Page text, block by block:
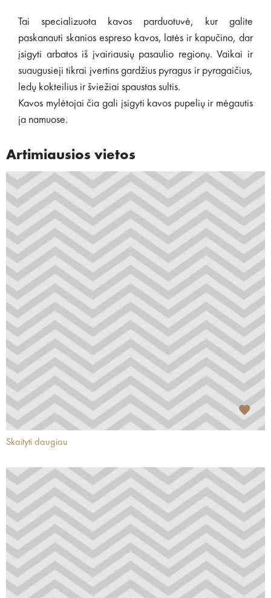
Tai specializuota kavos parduotuvė, kur galite
paskanauti skanios espreso kavos, latės ir kapučino, dar
įsigyti arbatos iš įvairiausių pasaulio regionų. Vaikai ir
suaugusieji tikrai įvertins gardžius pyragus ir pyragaičius,
ledų kokteilius ir šviežiai spaustas sultis.
Kavos mylėtojai čia gali įsigyti kavos pupelių ir mėgautis
ja namuose.
Artimiausios vietos
Skaityti daugiau